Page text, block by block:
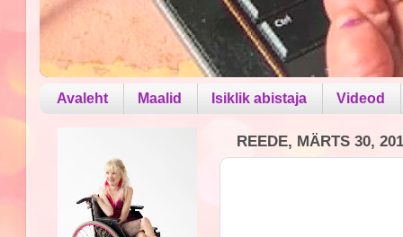
Avaleht Maalid Isiklik abistaja Videod
REEDE, MÄRTS 30,